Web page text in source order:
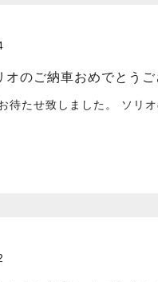
オのご納車おめでとうご
待たせ致しました。 ソリ